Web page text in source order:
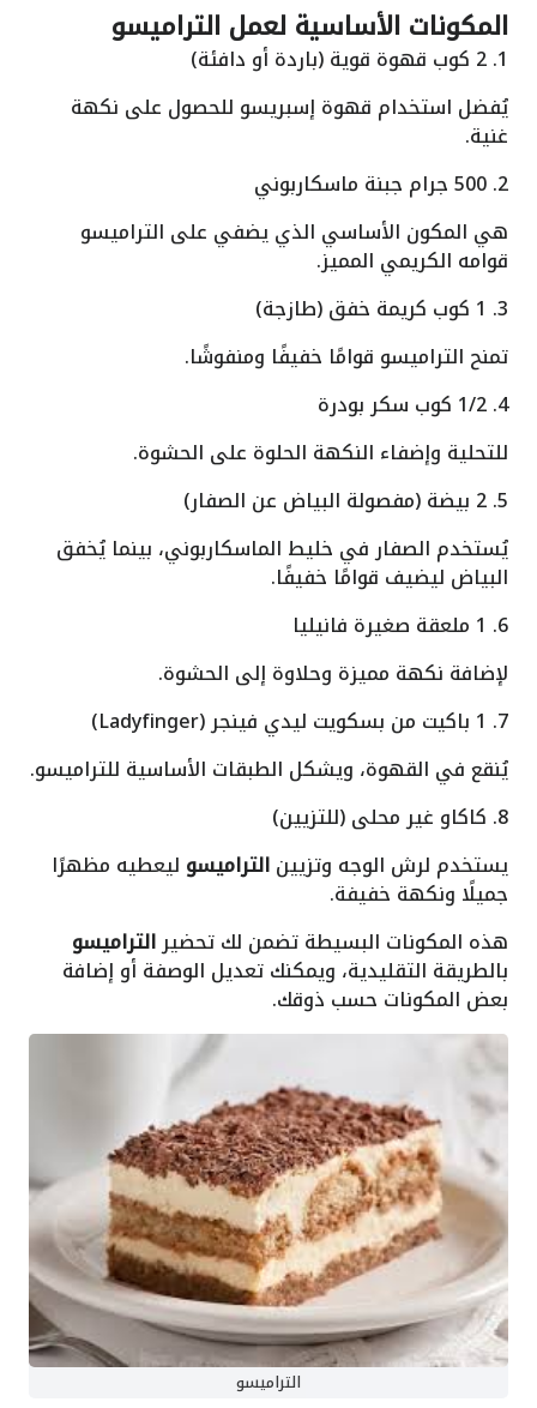
المكونات الأساسية لعمل التراميسو
1. 2 كوب قهوة قوية (باردة أو دافئة)
يُفضل استخدام قهوة إسبريسو للحصول على نكهة
غنية.
2. 500 جرام جبنة ماسكاربوني
هي المكون الأساسي الذي يضفي على التراميسو
قوامه الكريمي المميز.
3. 1 كوب كريمة خفق (طازجة)
تمنح التراميسو قوامًا خفيفًا ومنفوشًا.
4. 1/2 كوب سكر بودرة
للتحلية وإضفاء النكهة الحلوة على الحشوة.
5. 2 بيضة (مفصولة البياض عن الصفار)
يُستخدم الصفار في خليط الماسكاربوني، بينما يُخفق
البياض ليضيف قوامًا خفيفًا.
6. 1 ملعقة صغيرة فانيليا
لإضافة نكهة مميزة وحلاوة إلى الحشوة.
7. 1 باكيت من بسكويت ليدي فينجر (Ladyfinger)
يُنقع في القهوة، ويشكل الطبقات الأساسية للتراميسو.
8. كاكاو غير محلى (للتزيين)
يستخدم لرش الوجه وتزيينالتراميسو ليعطيه مظهرًا
جميلًا ونكهة خفيفة.
هذه المكونات البسيطة تضمن لك تحضيرالتراميسو
بالطريقة التقليدية، ويمكنك تعديل الوصفة أو إضافة
بعض المكونات حسب ذوقك.
التراميسو